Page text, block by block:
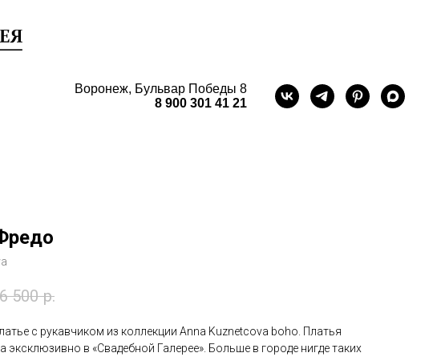
Воронеж, Бульвар Победы 8
8 900 301 41 21
500 р.
с рукавчиком из коллекции Anna Kuznetcova boho. Платья
эксклюзивно в «Свадебной Галерее». Больше в городе нигде таких